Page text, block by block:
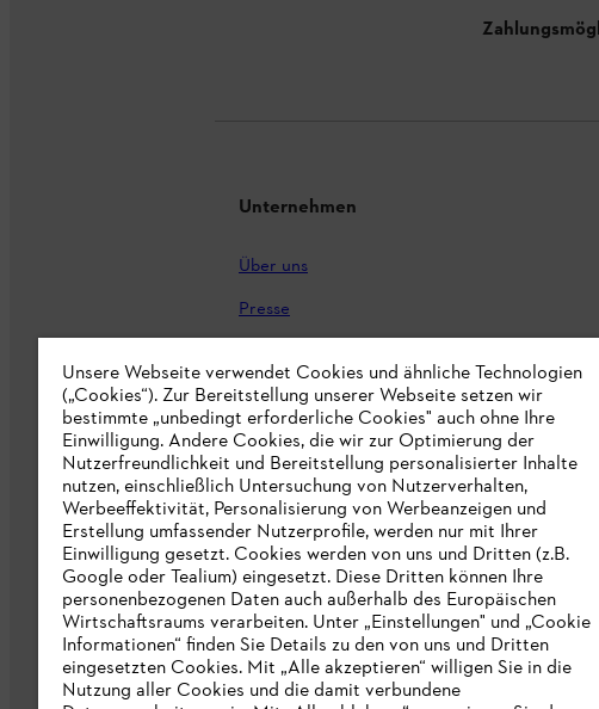
Unternehmen
Über uns
Presse
STIHL Markenshop
Nachhaltigkeit
STIHL Hinweisgebersystem
Informationen für Lieferunternehmen
Erklärung zur Barrierefreiheit
Produktpiraterie
Fakten zu STIHL
Unsere Webseite verwendet Cookies und ähnliche Technologien
(„Cookies“). Zur Bereitstellung unserer Webseite setzen wir
bestimmte „unbedingt erforderliche Cookies" auch ohne Ihre
Einwilligung. Andere Cookies, die wir zur Optimierung der
Nutzerfreundlichkeit und Bereitstellung personalisierter Inhalte
nutzen, einschließlich Untersuchung von Nutzerverhalten,
Werbeeffektivität, Personalisierung von Werbeanzeigen und
Erstellung umfassender Nutzerprofile, werden nur mit Ihrer
Einwilligung gesetzt. Cookies werden von uns und Dritten (z.B.
Google oder Tealium) eingesetzt. Diese Dritten können Ihre
personenbezogenen Daten auch außerhalb des Europäischen
Wirtschaftsraums verarbeiten. Unter „Einstellungen" und „Cookie
Informationen“ finden Sie Details zu den von uns und Dritten
eingesetzten Cookies. Mit „Alle akzeptieren“ willigen Sie in die
Nutzung aller Cookies und die damit verbundene